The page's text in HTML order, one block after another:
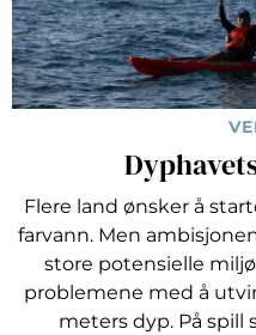
Flere land ønsker å
farvann. Men
store potensielle
problemene med å
meters dyp. På spill